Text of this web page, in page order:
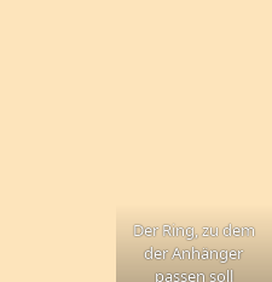
Der Ring, zu dem
der Anhänger
passen soll